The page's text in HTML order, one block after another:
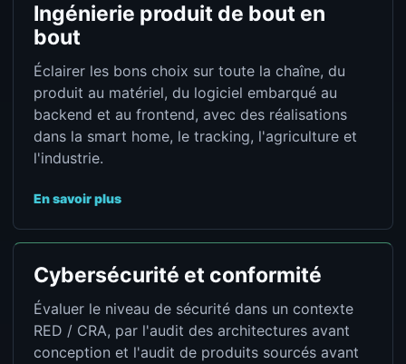
Ingénierie produit de bout en
bout
Éclairer les bons choix sur toute la chaîne, du
produit au matériel, du logiciel embarqué au
backend et au frontend, avec des réalisations
dans la smart home, le tracking, l'agriculture et
l'industrie.
En savoir plus
Cybersécurité et conformité
Évaluer le niveau de sécurité dans un contexte
RED / CRA, par l'audit des architectures avant
conception et l'audit de produits sourcés avant